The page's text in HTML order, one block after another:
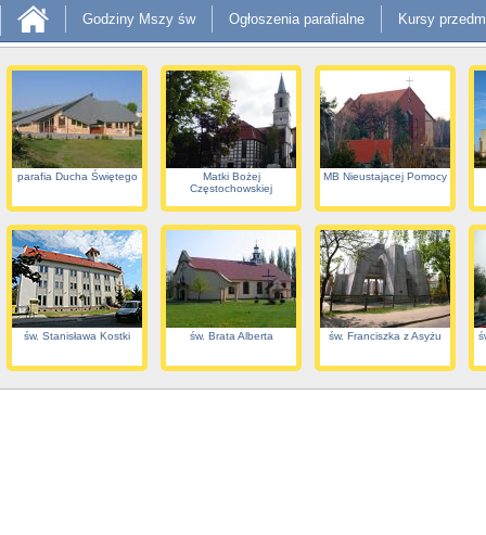
Godziny Mszy św Ogłoszenia parafialne Kursy
parafia Ducha Świętego
Matki Bożej
Częstochowskiej
MB Nieustającej Pomocy
św. Stanisława Kostki św. Brata Alberta św. Franciszka z Asyżu